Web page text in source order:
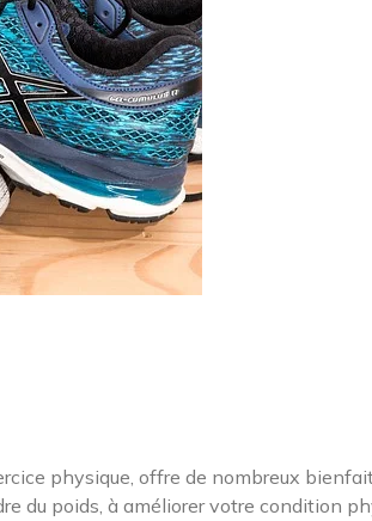
physique, offre de nombreux
du poids, à améliorer votre condition